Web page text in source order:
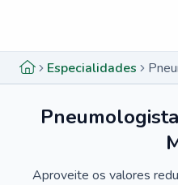
Especialidades
Aproveite os valores